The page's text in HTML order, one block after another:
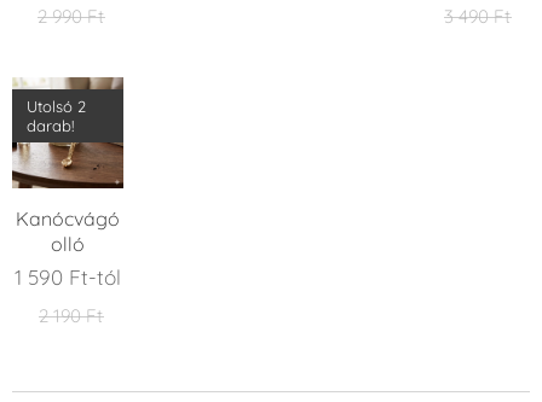
2 990Ft 3 490Ft
Kanócvágó
olló
Utolsó 2
darab!
1 590 Ft-tól
2 190Ft